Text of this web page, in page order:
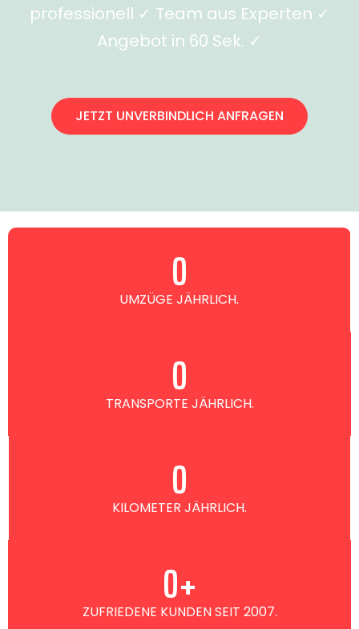
professionell ✓ Team aus Experten ✓
Angebot in 60 Sek. ✓
JETZT UNVERBINDLICH ANFRAGEN
UMZÜGE JÄHRLICH.
0
TRANSPORTE JÄHRLICH.
0
KILOMETER JÄHRLICH.
0
ZUFRIEDENE KUNDEN SEIT 2007.
0+